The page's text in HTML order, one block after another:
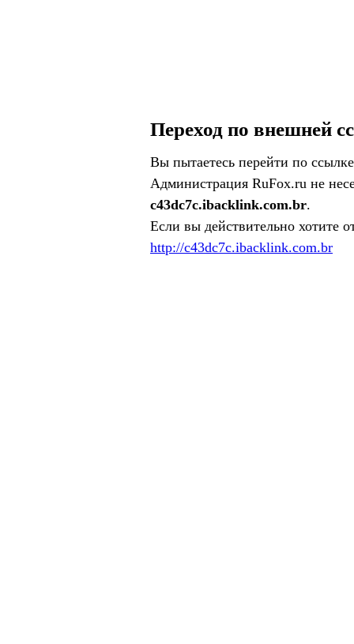
Переход по внешней
Вы пытаетесь перейти по
Администрация RuFox.ru не
c43dc7c.ibacklink.com.br.
Если вы действительно хотите
http://c43dc7c.ibacklink.com.br